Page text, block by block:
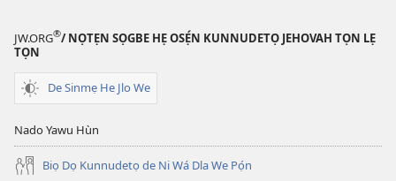
Lẹdogbedevomẹ
2015 2015
JW.ORG®/ NỌTẸN SỌGBE HẸ OSẸ́N KUNNUDETỌ JEHOVAH TỌN LẸ
TỌN
De Sinmẹ He Jlo We
Nado Yawu Hùn
Biọ Dọ Kunnudetọ de Ni Wá Dla We Pọ́n